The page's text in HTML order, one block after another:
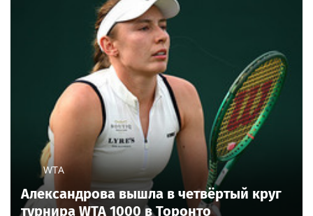
WTA
Александрова вышла в четвёртый круг
турнира WTA 1000 в Торонто